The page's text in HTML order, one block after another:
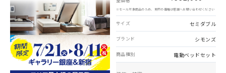
※セール対象商品のため、実際の価格は店舗へお問い合わせください
サイズ セミダブル
ブランド シモンズ
商品種別 電動ベッドセット